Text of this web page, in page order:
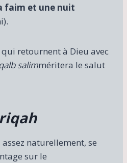
faim et une nuit
qui retournent à Dieu avec
salimméritera le salut
naturellement, se
sur le